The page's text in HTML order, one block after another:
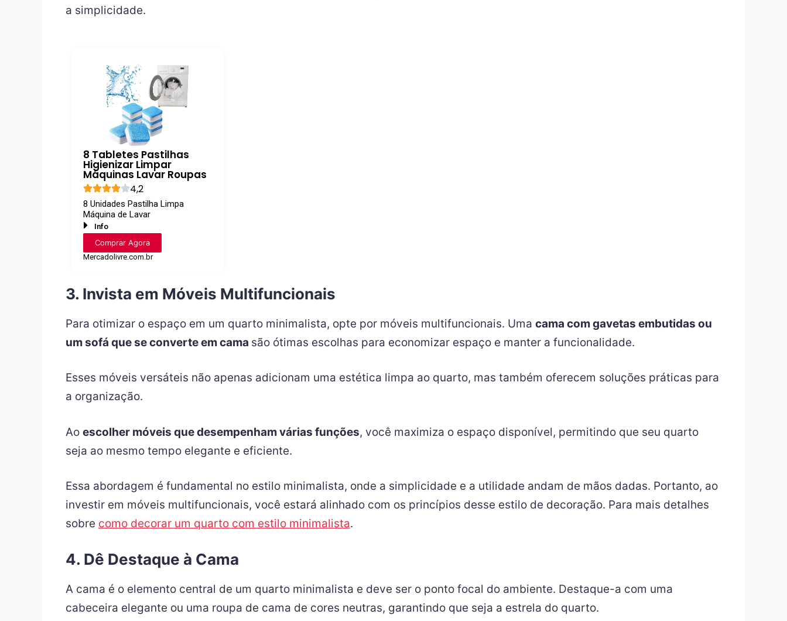
a simplicidade.
8 Tabletes Pastilhas
Higienizar Limpar
Máquinas Lavar Roupas
4,2
8 Unidades Pastilha Limpa
Máquina de Lavar
Info
Comprar Agora
Mercadolivre.com.br
3. Invista em Móveis Multifuncionais
Para otimizar o espaço em um quarto minimalista, opte por móveis multifuncionais. Uma cama com gavetas embutidas ou
um sofá que se converte em cama são ótimas escolhas para economizar espaço e manter a funcionalidade.
Esses móveis versáteis não apenas adicionam uma estética limpa ao quarto, mas também oferecem soluções práticas para
a organização.
Ao escolher móveis que desempenham várias funções, você maximiza o espaço disponível, permitindo que seu quarto
seja ao mesmo tempo elegante e eficiente.
Essa abordagem é fundamental no estilo minimalista, onde a simplicidade e a utilidade andam de mãos dadas. Portanto, ao
investir em móveis multifuncionais, você estará alinhado com os princípios desse estilo de decoração. Para mais detalhes
sobre como decorar um quarto com estilo minimalista.
4. Dê Destaque à Cama
A cama é o elemento central de um quarto minimalista e deve ser o ponto focal do ambiente. Destaque-a com uma
cabeceira elegante ou uma roupa de cama de cores neutras, garantindo que seja a estrela do quarto.